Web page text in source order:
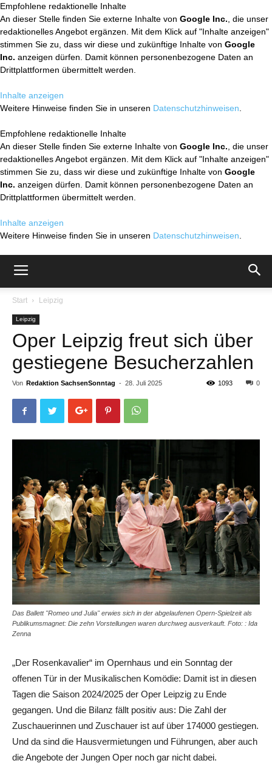
Empfohlene redaktionelle Inhalte
An dieser Stelle finden Sie externe Inhalte von Google Inc. , die unser
redaktionelles Angebot ergänzen. Mit dem Klick auf "Inhalte anzeigen"
stimmen Sie zu, dass wir diese und zukünftige Inhalte von Google
Inc. anzeigen dürfen. Damit können personenbezogene Daten an
Drittplattformen übermittelt werden.
Inhalte anzeigen
Weitere Hinweise finden Sie in unseren Datenschutzhinweisen
Empfohlene redaktionelle Inhalte
An dieser Stelle finden Sie externe Inhalte von Google Inc. , die unser
redaktionelles Angebot ergänzen. Mit dem Klick auf "Inhalte anzeigen"
stimmen Sie zu, dass wir diese und zukünftige Inhalte von Google
Inc. anzeigen dürfen. Damit können personenbezogene Daten an
Drittplattformen übermittelt werden.
Inhalte anzeigen
Weitere Hinweise finden Sie in unseren Datenschutzhinweisen
Start Leipzig
Leipzig
Oper Leipzig freut sich über
gestiegene Besucherzahlen
Von Redaktion SachsenSonntag - 28. Juli 2025 0
1093
Das Ballett "Romeo und Julia" erwies sich in der abgelaufenen Opern-Spielzeit als
Publikumsmagnet: Die zehn Vorstellungen waren durchweg ausverkauft. Foto: : Ida
Zenna
„Der Rosenkavalier“ im Opernhaus und ein Sonntag der
offenen Tür in der Musikalischen Komödie: Damit ist in diesen
Tagen die Saison 2024/2025 der Oper Leipzig zu Ende
gegangen. Und die Bilanz fällt positiv aus: Die Zahl der
Zuschauerinnen und Zuschauer ist auf über 174000 gestiegen.
Und da sind die Hausvermietungen und Führungen, aber auch
die Angebote der Jungen Oper noch gar nicht dabei.